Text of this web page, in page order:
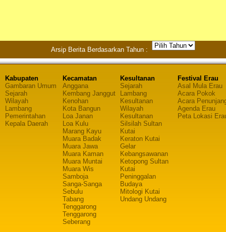
Arsip Berita Berdasarkan Tahun :
Kabupaten
Gambaran Umum
Sejarah
Wilayah
Lambang
Pemerintahan
Kepala Daerah
Kecamatan
Anggana
Kembang Janggut
Kenohan
Kota Bangun
Loa Janan
Loa Kulu
Marang Kayu
Muara Badak
Muara Jawa
Muara Kaman
Muara Muntai
Muara Wis
Samboja
Sanga-Sanga
Sebulu
Tabang
Tenggarong
Tenggarong
Seberang
Kesultanan
Sejarah
Lambang
Kesultanan
Wilayah
Kesultanan
Silsilah Sultan
Kutai
Keraton Kutai
Gelar
Kebangsawanan
Ketopong Sultan
Kutai
Peninggalan
Budaya
Mitologi Kutai
Undang Undang
Festival Erau
Asal Mula Erau
Acara Pokok
Acara
Agenda Erau
Peta Lokasi